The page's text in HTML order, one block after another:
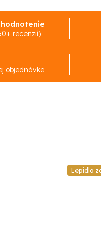
recenzií)
objednávke
Lepidlo